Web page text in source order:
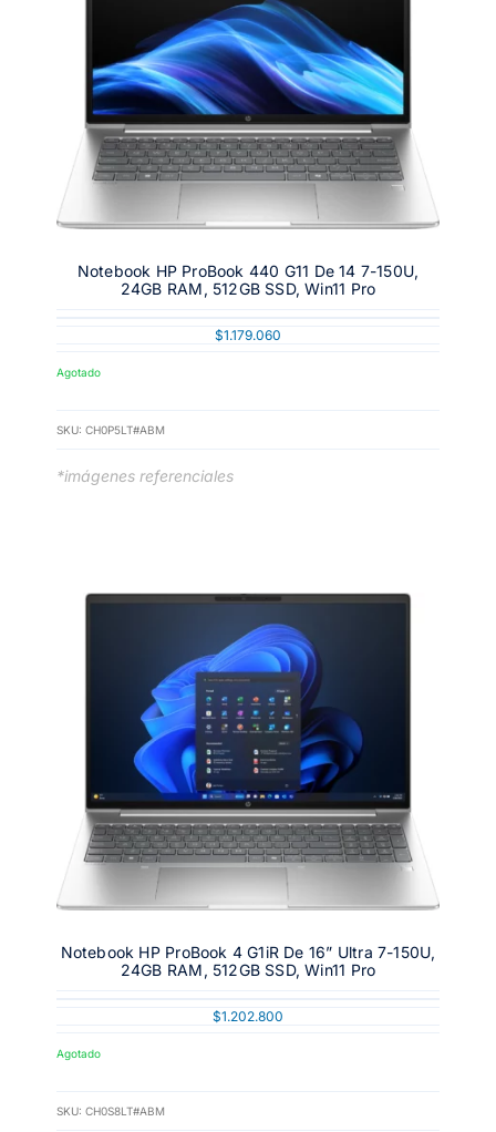
Notebook HP ProBook 440 G11 De 14 7-150U,
24GB RAM, 512GB SSD, Win11 Pro
$1.179.060
Agotado
SKU: CH0P5LT#ABM
*imágenes referenciales
Notebook HP ProBook 4 G1iR De 16” Ultra 7-150U,
24GB RAM, 512GB SSD, Win11 Pro
$1.202.800
Agotado
SKU: CH0S8LT#ABM